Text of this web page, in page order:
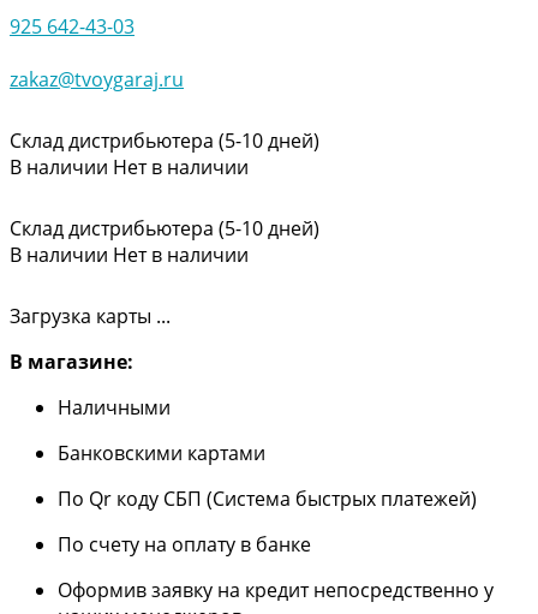
925 642-43-03
zakaz@tvoygaraj.ru
Склад дистрибьютера (5-10 дней)
В наличии Нет в наличии
Склад дистрибьютера (5-10 дней)
В наличии Нет в наличии
Загрузка карты ...
В магазине:
Наличными
Банковскими картами
По Qr коду СБП (Система быстрых платежей)
По счету на оплату в банке
Оформив заявку на кредит непосредственно у